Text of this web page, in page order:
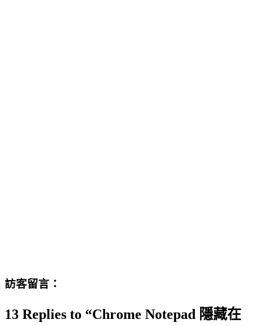
訪客留言：
13 Replies to “Chrome Notepad 隱藏在